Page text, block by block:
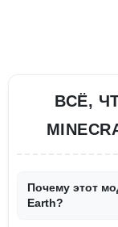
ВСЁ,
Почему этот
Earth?